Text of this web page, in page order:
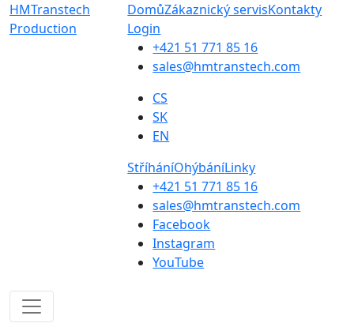
HMTranstech
Production
DomůZákaznický servisKontakty
Login
+421 51 771 85 16
sales@hmtranstech.com
CS
SK
EN
StříháníOhýbáníLinky
+421 51 771 85 16
sales@hmtranstech.com
Facebook
Instagram
YouTube